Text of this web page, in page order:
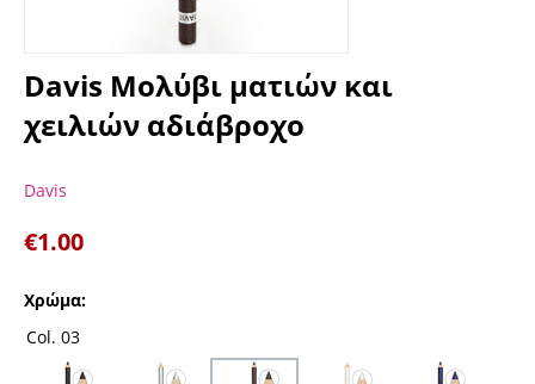
Davis Μολύβι ματιών και
χειλιών αδιάβροχο
Davis
€1.00
Χρώμα:
Col. 03